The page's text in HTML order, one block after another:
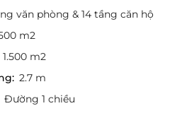
văn phòng & 14 tầng căn hộ
m2
1.500 m2
2.7 m
Đường 1 chiều